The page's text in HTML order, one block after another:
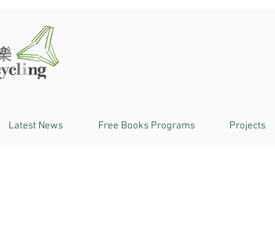
Latest News Free Books Programs Projects